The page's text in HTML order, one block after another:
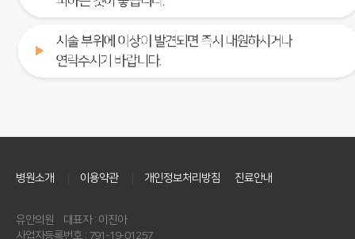
병원소개 이용약관 개인정보처리방침 진료안내
유안의원
대표자 : 이진아
사업자등록번호 : 791-19-01257